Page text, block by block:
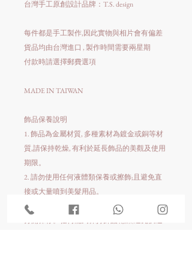
台灣手工原創設計品牌：T.S. design
每件都是手工製作,因此實物與相片會有偏差
貨品均由台灣進口 , 製作時間需要兩星期
付款時請選擇郵費選項
MADE IN TAIWAN
飾品保養說明
1. 飾品為金屬材質, 多種素材為鍍金或銅等材
質,請保持乾燥, 有利於延長飾品的美觀及使用
期限。
2. 請勿使用任何液體類保養或擦飾;且避免直
接或大量噴到美髮用品。
3. 金屬飾品保存時可以使用密封袋包裝,各個